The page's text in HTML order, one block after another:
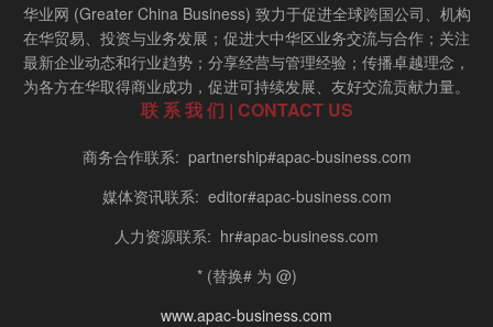
华业网 (Greater China Business) 致力于促进全球跨国公司、机构
在华贸易、投资与业务发展；促进大中华区业务交流与合作；关注
最新企业动态和行业趋势；分享经营与管理经验；传播卓越理念，
为各方在华取得商业成功，促进可持续发展、友好交流贡献力量。
联 系 我 们 | CONTACT US
商务合作联系: partnership#apac-business.com
媒体资讯联系: editor#apac-business.com
人力资源联系: hr#apac-business.com
* (替换# 为 @)
www.apac-business.com